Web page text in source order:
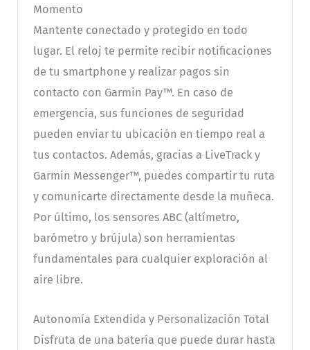
Momento
Mantente conectado y protegido en todo
lugar. El reloj te permite recibir notificaciones
de tu smartphone y realizar pagos sin
contacto con Garmin Pay™. En caso de
emergencia, sus funciones de seguridad
pueden enviar tu ubicación en tiempo real a
tus contactos. Además, gracias a LiveTrack y
Garmin Messenger™, puedes compartir tu ruta
y comunicarte directamente desde la muñeca.
Por último, los sensores ABC (altímetro,
barómetro y brújula) son herramientas
fundamentales para cualquier exploración al
aire libre.
Autonomía Extendida y Personalización Total
Disfruta de una batería que puede durar hasta